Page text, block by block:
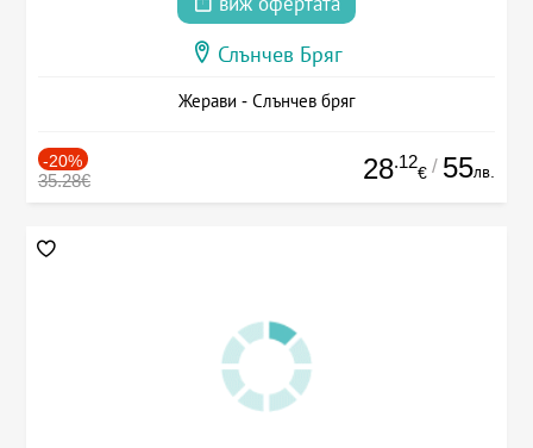
Слънчев Бряг
Жерави - Слънчев бряг
-20%
35.28€ 28.12
€ / 55лв.